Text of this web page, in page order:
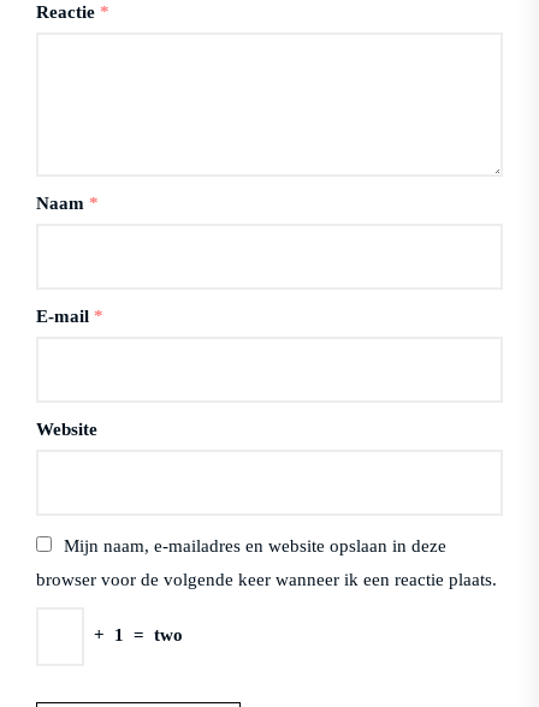
Reactie *
Naam *
E-mail *
Website
Mijn naam, e-mailadres en website opslaan in deze
browser voor de volgende keer wanneer ik een reactie plaats.
+ 1 = two